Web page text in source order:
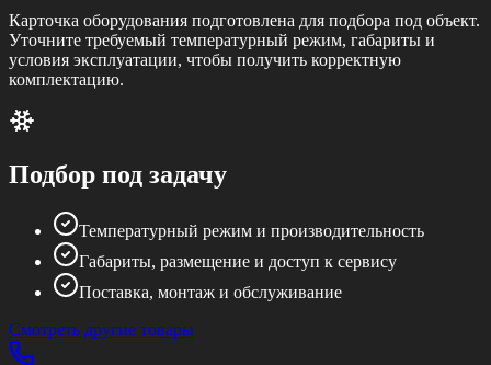
Карточка оборудования подготовлена для подбора под объект.
Уточните требуемый температурный режим, габариты и
условия эксплуатации, чтобы получить корректную
комплектацию.
Подбор под задачу
Температурный режим и производительность
Габариты, размещение и доступ к сервису
Поставка, монтаж и обслуживание
Смотреть другие товары